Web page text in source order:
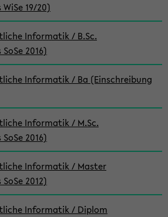
19/20)
Informatik / B.Sc.
2016)
Informatik / Ba (Einschreibung
Informatik / M.Sc.
2016)
Informatik / Master
2012)
Informatik / Diplom